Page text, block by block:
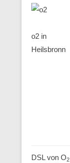
o2 in
Heilsbronn
DSL von O2